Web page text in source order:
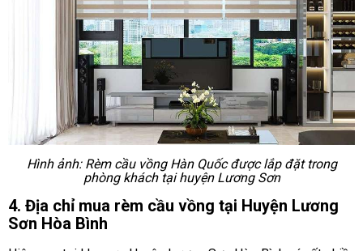
Hình ảnh: Rèm cầu vồng Hàn Quốc được lắp đặt trong
phòng khách tại huyện Lương Sơn
4. Địa chỉ mua rèm cầu vồng tại Huyện Lương
Sơn Hòa Bình